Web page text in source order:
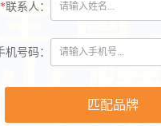
*联系人：
机号码：